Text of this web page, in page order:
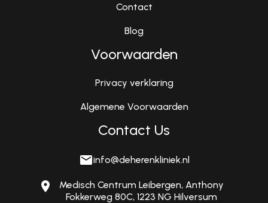
Contact
Blog
Voorwaarden
Privacy verklaring
Algemene Voorwaarden
Contact Us
info@deherenkliniek.nl
Medisch Centrum Leibergen, Anthony
Fokkerweg 80C, 1223 NG Hilversum